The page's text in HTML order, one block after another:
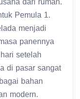
Pemula 1.
menjadi
panennya
setelah
di pasar sangat
bahan
modern.